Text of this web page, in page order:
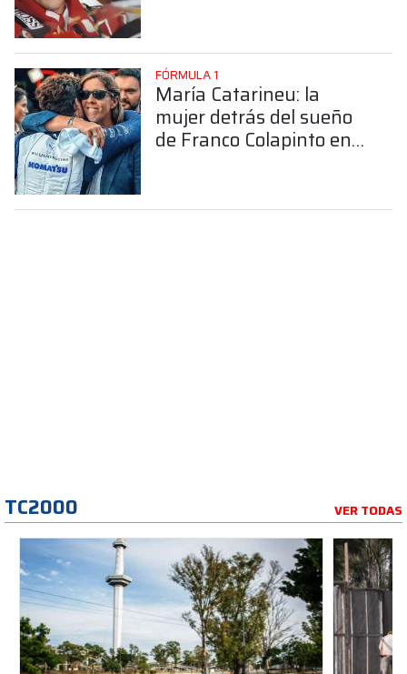
FÓRMULA 1
María Catarineu: la
mujer detrás del sueño
de Franco Colapinto en
TC2000 VER TODAS